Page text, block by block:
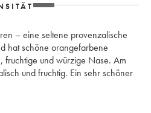
– eine seltene provenzalische
hat schöne orangefarbene
fruchtige und würzige Nase. Am
und fruchtig. Ein sehr schöner